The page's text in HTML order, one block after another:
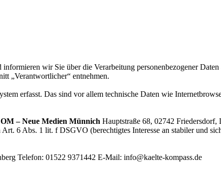
wir Sie über die Verarbeitung personenbezogener
„Verantwortlicher“ entnehmen.
erfasst. Das sind vor allem technische Daten wie
– Neue Medien Münnich Hauptstraße 68, 02742
6 Abs. 1 lit. f DSGVO (berechtigtes Interesse an stabiler und
Telefon: 01522 9371442 E-Mail: info@kaelte-kompass.de